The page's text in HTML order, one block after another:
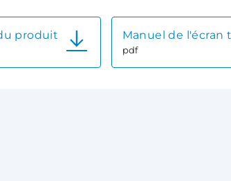
produit Manuel de l'écran
pdf